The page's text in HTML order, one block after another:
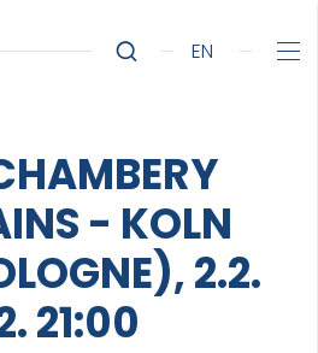
EN
- KOLN
2.2.
21:00